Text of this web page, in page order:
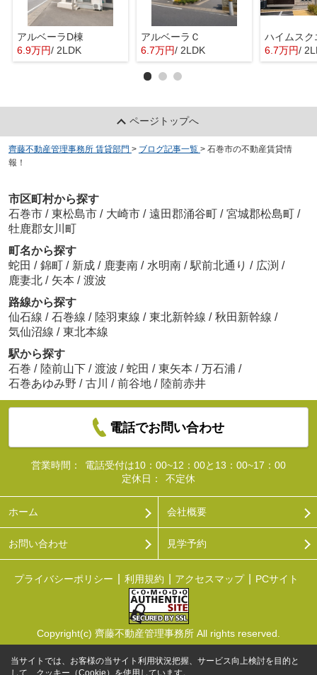
アルベーラD棟
6.9万円/ 2LDK
アルベーラＣ
6.7万円/ 2LDK 6.7万円/
ページトップへ
齊藤不動産管理事務所 賃貸部門 > ブログ記事一覧 > 石巻市の不動産賃貸情
報！
市区町村から探す
石巻市 / 東松島市 / 大崎市 / 遠田郡涌谷町 / 宮城郡松島町 /
牡鹿郡女川町
町名から探す
蛇田 / 錦町 / 新成 / 鹿妻南 / 水明南 / 駅前北通り / 広渕 /
鹿妻北 / 矢本 / 渡波
路線から探す
仙石線 / 石巻線 / 陸羽東線 / 東北新幹線 / 秋田新幹線 /
気仙沼線 / 東北本線
駅から探す
石巻 / 陸前山下 / 渡波 / 蛇田 / 東矢本 / 万石浦 /
石巻あゆみ野 / 古川 / 前谷地 / 陸前赤井
電話でお問い合わせ
営業時間：
電話受付は10：00~12：00と13：00~17：00
定休日：
不定休
ホーム 会社概要
お問い合わせ 見学予約
プライバシーポリシー 利用規約 アクセスマップ PCサイト
Copyright(c) 齊藤不動産管理事務所 All rights reserved.
当サイトでは、お客様の当サイト利用状況把握、サービス向上検討を目的と
して、クッキー（Cookie）を使用しています。